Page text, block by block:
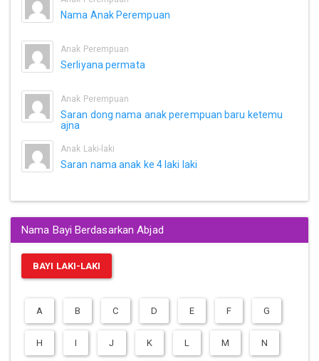
Nama Anak Perempuan
Anak Perempuan
Serliyana permata
Anak Perempuan
Saran dong nama anak perempuan baru ketemu
ajna
Anak Laki-laki
Saran nama anak ke 4 laki laki
Nama Bayi Berdasarkan Abjad
BAYI LAKI-LAKI
A B C D E F G
H I J K L M N